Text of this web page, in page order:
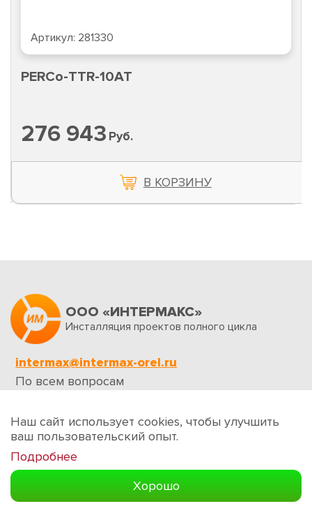
Артикул: 281330
PERCo-TTR-10AT
276 943 Руб.
В КОРЗИНУ
ООО «ИНТЕРМАКС»
Инсталляция проектов полного цикла
intermax@intermax-orel.ru
По всем вопросам
Обратная связь
Наш сайт использует cookies, чтобы улучшить
ваш пользовательский опыт.
Подробнее
Хорошо